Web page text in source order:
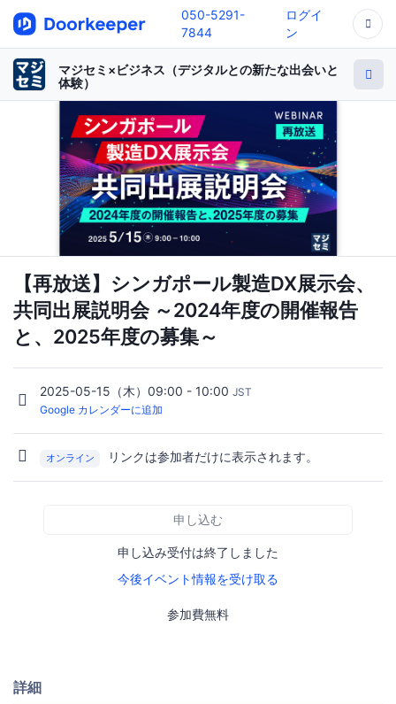
050-5291-
7844
ログイ
ン
マジセミ×ビジネス（デジタルとの新たな出会いと
体験）
【再放送】シンガポール製造DX展示会、
共同出展説明会 ～2024年度の開催報告
と、2025年度の募集～
2025-05-15（木）09:00 - 10:00 JST
Google カレンダーに追加
オンライン リンクは参加者だけに表示されます。
申し込む
申し込み受付は終了しました
今後イベント情報を受け取る
参加費無料
詳細